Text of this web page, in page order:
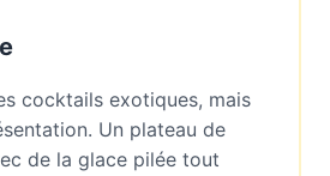
cocktails exotiques, mais
Un plateau de
de la glace pilée tout